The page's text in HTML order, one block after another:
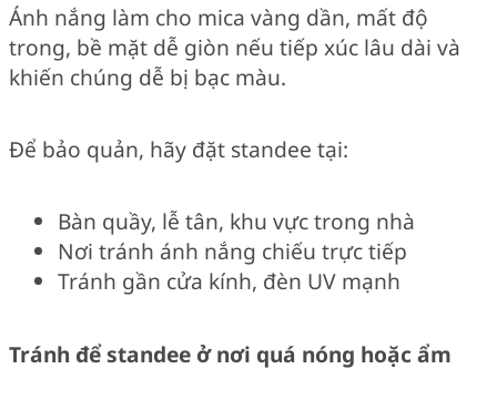
Ánh nắng làm cho mica vàng dần, mất độ
trong, bề mặt dễ giòn nếu tiếp xúc lâu dài và
khiến chúng dễ bị bạc màu.
Để bảo quản, hãy đặt standee tại:
Bàn quầy, lễ tân, khu vực trong nhà
Nơi tránh ánh nắng chiếu trực tiếp
Tránh gần cửa kính, đèn UV mạnh
Tránh để standee ở nơi quá nóng hoặc ẩm